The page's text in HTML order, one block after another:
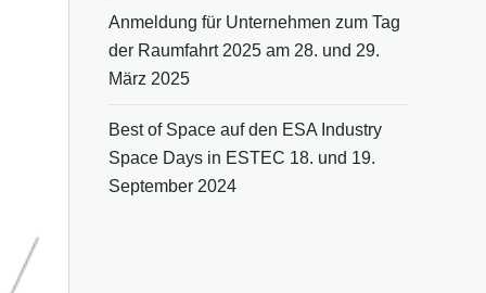
Anmeldung für Unternehmen zum Tag
der Raumfahrt 2025 am 28. und 29.
März 2025
Best of Space auf den ESA Industry
Space Days in ESTEC 18. und 19.
September 2024